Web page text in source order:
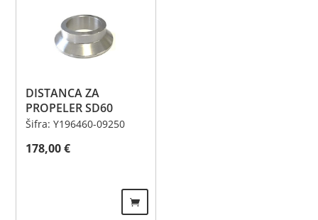
DISTANCA ZA
PROPELER SD60
Šifra: Y196460-09250
178,00€